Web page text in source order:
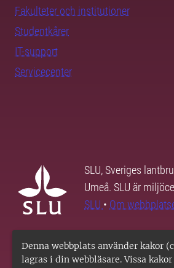
Denna webbplats använder kakor
lagras i din webbläsare. Vissa
Fakulteter och institutioner
Studentkårer
IT-support
Servicecenter
SLU, Sveriges
Umeå. SLU är
SLU • Om